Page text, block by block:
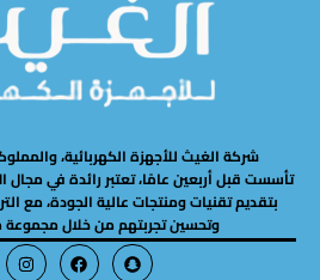
شركة الغيث للأجهزة الكهربائية،
تأسست قبل أربعين عامًا، تعتبر رائدة في مجال
بتقديم تقنيات ومنتجات عالية الجودة، مع
وتحسين تجربتهم من خلال مجموعة